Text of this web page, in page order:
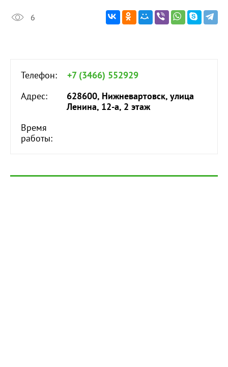
6
Телефон:
+7 (3466) 552929
Адрес:
628600, Нижневартовск, улица
Ленина, 12-а, 2 этаж
Время
работы: